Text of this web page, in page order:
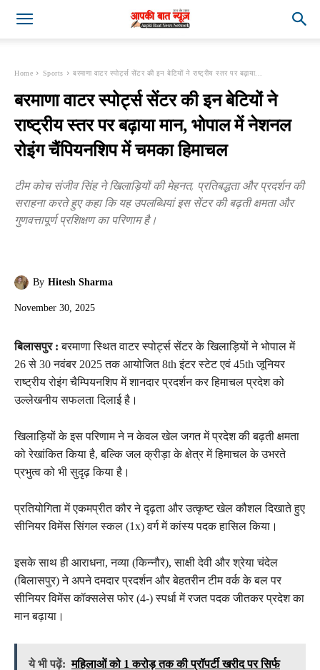
Home Sports बरमाणा वाटर स्पोर्ट्स सेंटर की इन बेटियों ने राष्ट्रीय स्तर पर बढ़ाया...
बरमाणा वाटर स्पोर्ट्स सेंटर की इन बेटियों ने
राष्ट्रीय स्तर पर बढ़ाया मान, भोपाल में नेशनल
रोइंग चैंपियनशिप में चमका हिमाचल
टीम कोच संजीव सिंह ने खिलाड़ियों की मेहनत, प्रतिबद्धता और प्रदर्शन की
सराहना करते हुए कहा कि यह उपलब्धियां इस सेंटर की बढ़ती क्षमता और
गुणवत्तापूर्ण प्रशिक्षण का परिणाम है।
By Hitesh Sharma
November 30, 2025
बिलासपुर : बरमाणा स्थित वाटर स्पोर्ट्स सेंटर के खिलाड़ियों ने भोपाल में
26 से 30 नवंबर 2025 तक आयोजित 8th इंटर स्टेट एवं 45th जूनियर
राष्ट्रीय रोइंग चैम्पियनशिप में शानदार प्रदर्शन कर हिमाचल प्रदेश को
उल्लेखनीय सफलता दिलाई है।
खिलाड़ियों के इस परिणाम ने न केवल खेल जगत में प्रदेश की बढ़ती क्षमता
को रेखांकित किया है, बल्कि जल क्रीड़ा के क्षेत्र में हिमाचल के उभरते
प्रभुत्व को भी सुदृढ़ किया है।
प्रतियोगिता में एकमप्रीत कौर ने दृढ़ता और उत्कृष्ट खेल कौशल दिखाते हुए
सीनियर विमेंस सिंगल स्कल (1x) वर्ग में कांस्य पदक हासिल किया।
इसके साथ ही आराधना, नव्या (किन्नौर), साक्षी देवी और श्रेया चंदेल
(बिलासपुर) ने अपने दमदार प्रदर्शन और बेहतरीन टीम वर्क के बल पर
सीनियर विमेंस कॉक्सलेस फोर (4-) स्पर्धा में रजत पदक जीतकर प्रदेश का
मान बढ़ाया।
ये भी पढ़ें: महिलाओं को 1 करोड़ तक की प्रॉपर्टी खरीद पर सिर्फ